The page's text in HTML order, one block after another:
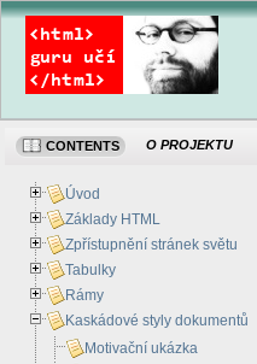
CONTENTS O PROJEKTU
Úvod
Základy HTML
Zpřístupnění stránek světu
Tabulky
Rámy
Kaskádové styly dokumentů
Motivační ukázka